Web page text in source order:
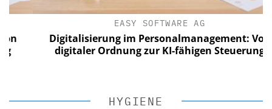
EASY SOFTWARE AG
Digitalisierung im Personalmanagement: Von
digitaler Ordnung zur KI-fähigen Steuerung
HYGIENE